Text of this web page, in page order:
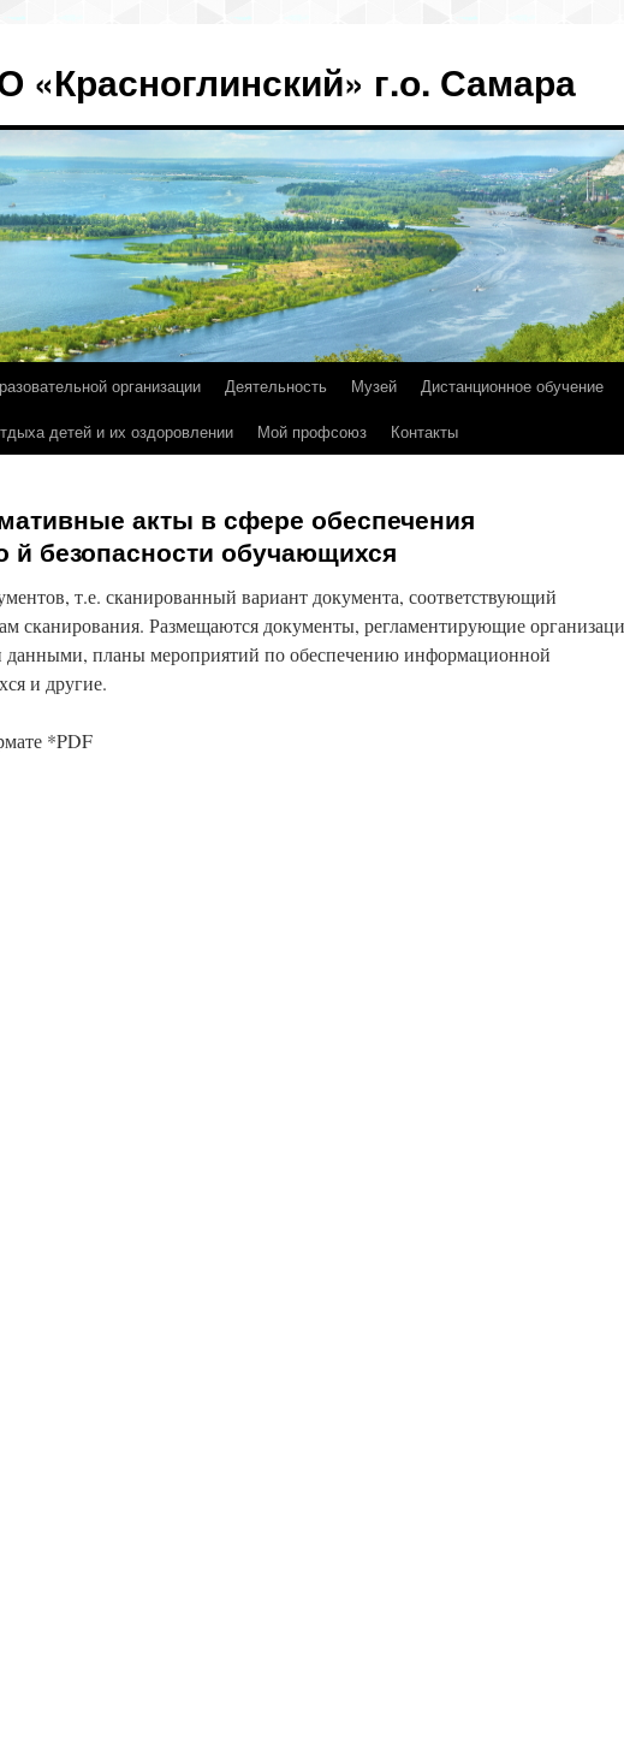
г.о. Самара
организации Деятельность Музей Дистанционное обучение
детей и их оздоровлении
Мой профсоюз Контакты
акты в сфере обеспечения
безопасности обучающихся
т.е. сканированный вариант документа, соответствующий
сканирования. Размещаются документы, регламентирующие
данными, планы мероприятий по обеспечению информационной
и другие.
*PDF